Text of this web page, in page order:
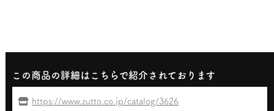
この商品の詳細はこちらで紹介されております
https://www.zutto.co.jp/catalog/3626